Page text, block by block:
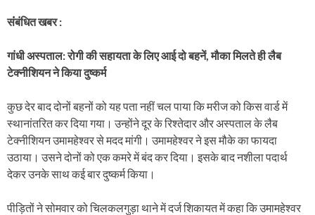
संंबंधित खबर :
गांधी अस्पताल: रोगी की सहायता के लिए आई दो बहनें, मौका मिलते ही लैब
टेक्नीशियन ने किया दुष्कर्म
कुछ देर बाद दोनों बहनों को यह पता नहीं चल पाया कि मरीज को किस वार्ड में
स्थानांतरित कर दिया गया। उन्होंने दूर के रिश्तेदार और अस्पताल के लैब
टेक्नीशियन उमामहेश्वर से मदद मांगी। उमामहेश्वर ने इस मौके का फायदा
उठाया। उसने दोनों को एक कमरे में बंद कर दिया। इसके बाद नशीला पदार्थ
देकर उनके साथ कई बार दुष्कर्म किया।
पीड़ितों ने सोमवार को चिलकलगुड़ा थाने में दर्ज शिकायत में कहा कि उमामहेश्वर